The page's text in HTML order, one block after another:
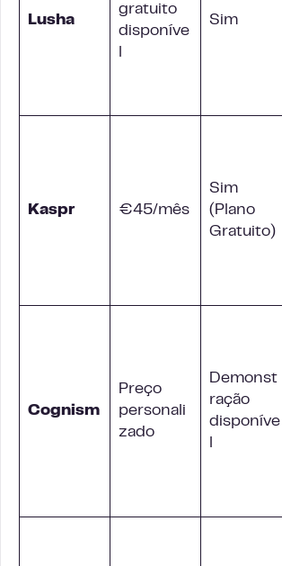
Lusha
gratuito
disponíve
Sim
Kaspr €45/mês
Sim
(Plano
Gratuito)
Cognism
Preço
personali
zado
Demonst
ração
disponíve